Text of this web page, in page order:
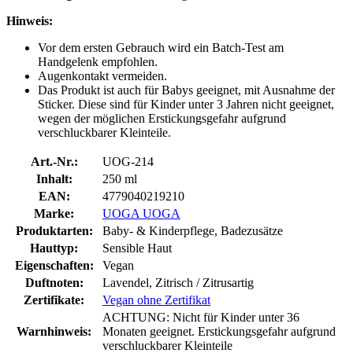
Hinweis:
Vor dem ersten Gebrauch wird ein Batch-Test am
Handgelenk empfohlen.
Augenkontakt vermeiden.
Das Produkt ist auch für Babys geeignet, mit Ausnahme der
Sticker. Diese sind für Kinder unter 3 Jahren nicht geeignet,
wegen der möglichen Erstickungsgefahr aufgrund
verschluckbarer Kleinteile.
Art.-Nr.:
UOG-214
Inhalt:
250 ml
EAN:
4779040219210
Marke:
UOGA UOGA
Produktarten:
Baby- & Kinderpflege, Badezusätze
Hauttyp:
Sensible Haut
Eigenschaften:
Vegan
Duftnoten:
Lavendel, Zitrisch / Zitrusartig
Zertifikate:
Vegan ohne Zertifikat
Warnhinweis:
ACHTUNG: Nicht für Kinder unter 36
Monaten geeignet. Erstickungsgefahr aufgrund
verschluckbarer Kleinteile